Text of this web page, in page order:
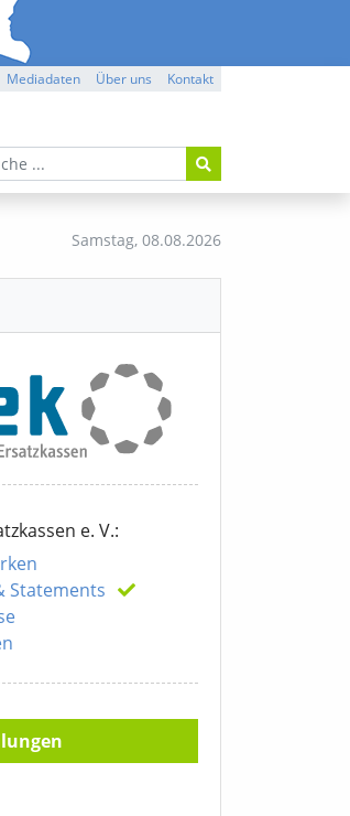
Mediadaten Über uns Kontakt
Samstag, 08.08.2026
e. V.:
Statements